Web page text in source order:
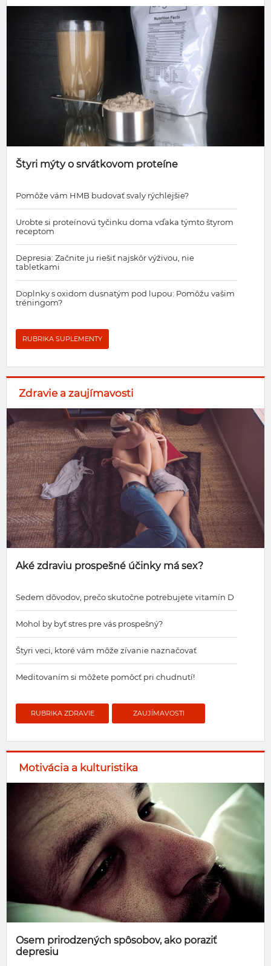
Štyri mýty o srvátkovom proteíne
Pomôže vám HMB budovať svaly rýchlejšie?
Urobte si proteínovú tyčinku doma vďaka týmto štyrom
receptom
Depresia: Začnite ju riešiť najskôr výživou, nie
tabletkami
Doplnky s oxidom dusnatým pod lupou: Pomôžu vašim
tréningom?
RUBRIKA SUPLEMENTY
Zdravie a zaujímavosti
Aké zdraviu prospešné účinky má sex?
Sedem dôvodov, prečo skutočne potrebujete vitamín D
Mohol by byť stres pre vás prospešný?
Štyri veci, ktoré vám môže zívanie naznačovať
Meditovaním si môžete pomôcť pri chudnutí!
RUBRIKA ZDRAVIE ZAUJÍMAVOSTI
Motivácia a kulturistika
Osem prirodzených spôsobov, ako poraziť
depresiu